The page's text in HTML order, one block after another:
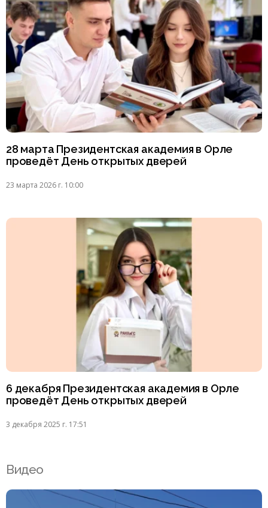
28 марта Президентская академия в Орле
проведёт День открытых дверей
23 марта 2026 г. 10:00
6 декабря Президентская академия в Орле
проведёт День открытых дверей
3 декабря 2025 г. 17:51
Видео